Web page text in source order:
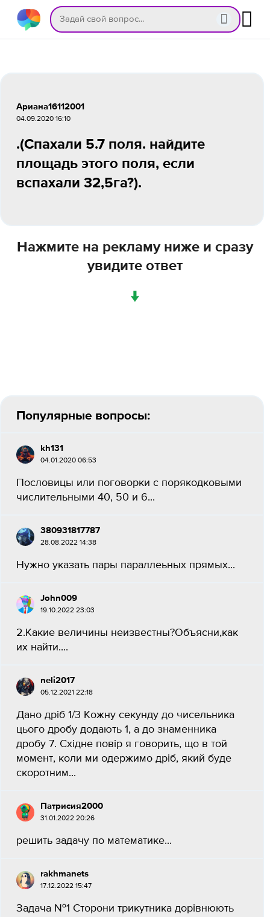
Ариана16112001
04.09.2020 16:10
.(Спахали 5.7 поля. найдите
площадь этого поля, если
вспахали 32,5га?).
Нажмите на рекламу ниже и сразу
увидите ответ
↓
Популярные вопросы:
kh131
04.01.2020 06:53
Пословицы или поговорки с порякодковыми
числительными 40, 50 и 6...
380931817787
28.08.2022 14:38
Нужно указать пары параллеьных прямых...
John009
19.10.2022 23:03
2.Какие величины неизвестны?Объясни,как
их найти....
neli2017
05.12.2021 22:18
Дано дріб 1/3 Кожну секунду до чисельника
цього дробу додають 1, а до знаменника
дробу 7. Східне повір я говорить, що в той
момент, коли ми одержимо дріб, який буде
скоротним...
Патрисия2000
31.01.2022 20:26
решить задачу по математике...
rakhmanets
17.12.2022 15:47
Задача №1 Сторони трикутника дорівнюють